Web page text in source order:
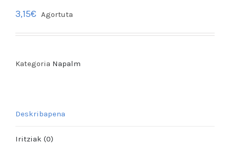
3,15€ Agortuta
Kategoria Napalm
Deskribapena
Iritziak (0)